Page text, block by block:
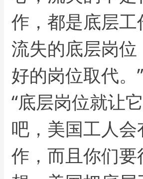
作，都是底层工
流失的底层岗位
好的岗位取代。”
“底层岗位就让
吧，美国工人会
作，而且你们要